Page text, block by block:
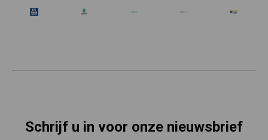
Schrijf u in voor onze nieuwsbrief